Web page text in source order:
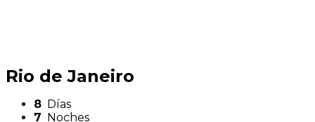
Rio de Janeiro
8 Días
7 Noches